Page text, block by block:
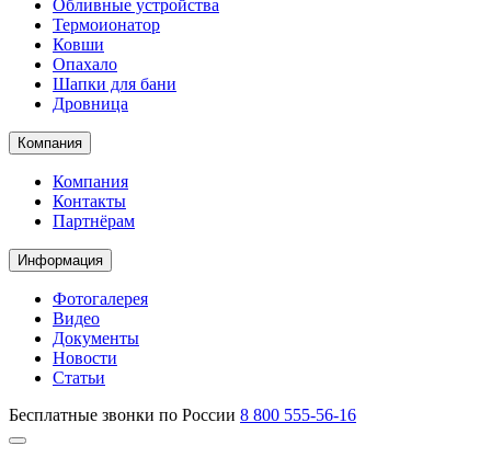
Обливные устройства
Термоионатор
Ковши
Опахало
Шапки для бани
Дровница
Компания
Компания
Контакты
Партнёрам
Информация
Фотогалерея
Видео
Документы
Новости
Статьи
Бесплатные звонки по России 8 800 555-56-16